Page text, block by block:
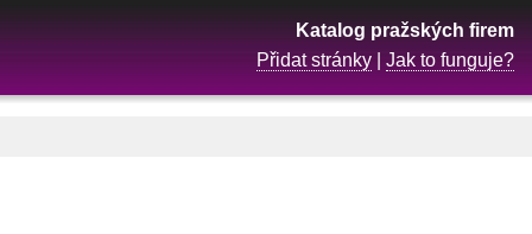
Katalog pražských firem
Přidat stránky
Jak to funguje?